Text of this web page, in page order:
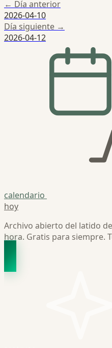
← Día anterior
2026-04-10
Día siguiente →
2026-04-12
calendario
hoy
Archivo abierto del latido
hora. Gratis para siempre.